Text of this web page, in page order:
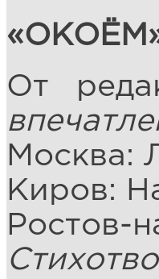
От
Москва:
Киров: